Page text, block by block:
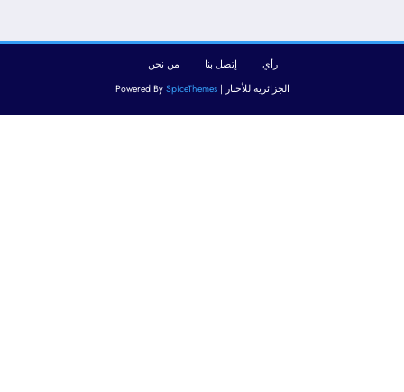
رأي إتصل بنا
من نحن
الجزائرية للأخبار | Powered BySpiceThemes